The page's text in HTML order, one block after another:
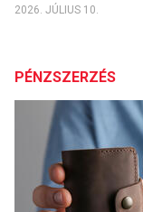
2026. JÚLIUS 10.
PÉNZSZERZÉS